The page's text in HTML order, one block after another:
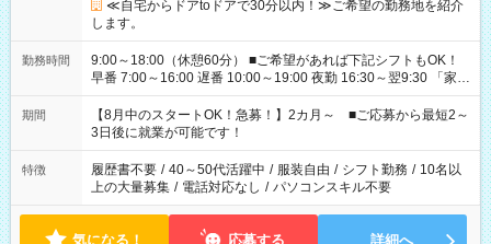
≪自宅からドアtoドアで30分以内！≫ご希望の勤務地を紹介
します。
勤務時間
9:00～18:00（休憩60分） ■ご希望があれば下記シフトもOK！
早番 7:00～16:00 遅番 10:00～19:00 夜勤 16:30～翌9:30 「家族
と休みを合わせたい」 「余裕を持って夕飯の準備がしたい」
「できれば残業はしたくない」 など、ご希望を教えてください
ね。 ※Wワーク希望の方へ 今ご覧のお仕事で希望する勤務時間
と、もう1つのお仕事の勤務時間。 合計で週40時間を超える場
合は応募できません。
期間
【8月中のスタートOK！急募！】2カ月～ ■ご応募から最短2～
3日後に就業が可能です！
特徴 履歴書不要 / 40～50代活躍中 / 服装自由 / シフト勤務 / 10名以
上の大量募集 / 電話対応なし / パソコンスキル不要
気になる！ 応募する 詳細へ